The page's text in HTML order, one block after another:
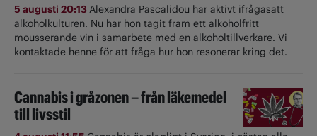
5 augusti 20:13 Alexandra Pascalidou har aktivt ifrågasatt
alkoholkulturen. Nu har hon tagit fram ett alkoholfritt
mousserande vin i samarbete med en alkoholtillverkare. Vi
kontaktade henne för att fråga hur hon resonerar kring det.
Cannabis i gråzonen – från läkemedel
till livsstil